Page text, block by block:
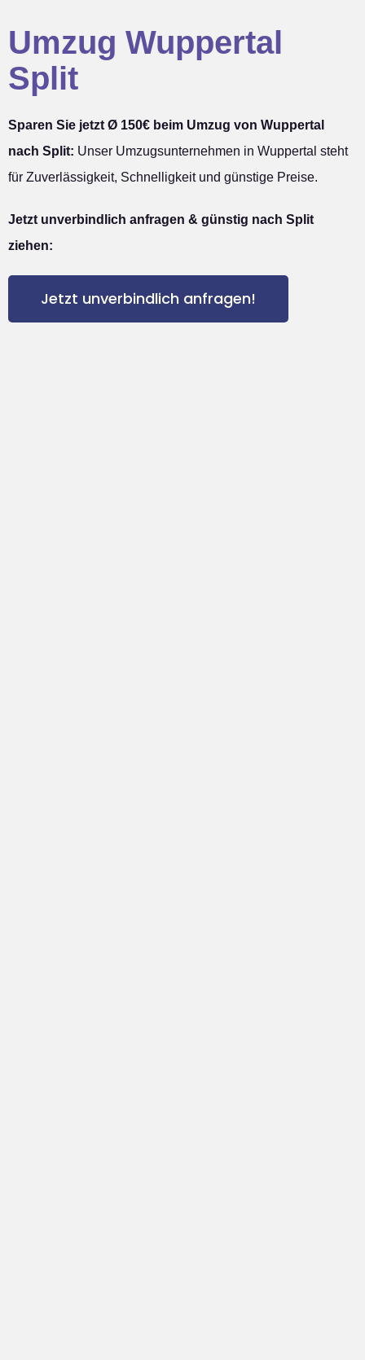
Umzug Wuppertal
Split
Sparen Sie jetzt Ø 150€ beim Umzug von Wuppertal
nach Split: Unser Umzugsunternehmen in Wuppertal steht
für Zuverlässigkeit, Schnelligkeit und günstige Preise.
Jetzt unverbindlich anfragen & günstig nach Split
ziehen:
Jetzt unverbindlich anfragen!